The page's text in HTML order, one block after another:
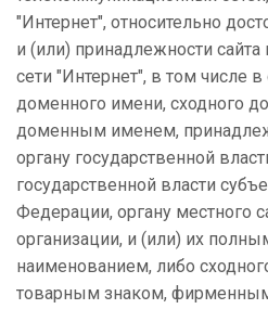
"Интернет", относительно
и (или) принадлежности сайта
сети "Интернет", в том числе
доменного имени, сходного
доменным именем,
органу государственной
государственной власти
Федерации, органу местного
организации, и (или) их
наименованием, либо
товарным знаком,